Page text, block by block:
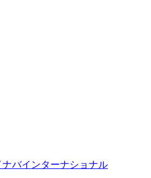
バインターナショナル